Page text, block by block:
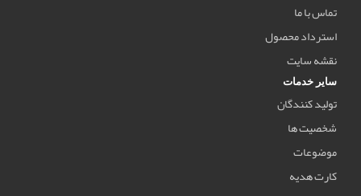
تماس با ما
استرداد محصول
نقشه سایت
سایر خدمات
تولید کنندگان
شخصیت ها
موضوعات
کارت هدیه